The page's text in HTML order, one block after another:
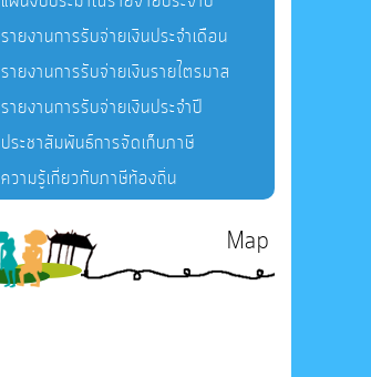
รายงานการรับจ่ายเงินประจำเดือน
รายงานการรับจ่ายเงินรายไตรมาส
รายงานการรับจ่ายเงินประจำปี
ประชาสัมพันธ์การจัดเก็บภาษี
ความรู้เกี่ยวกับภาษีท้องถิ่น
Map